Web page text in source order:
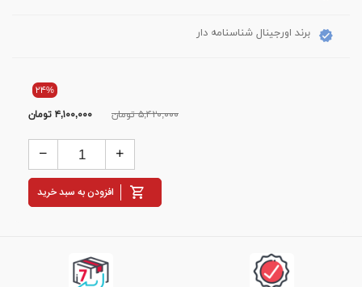
برند اورجینال شناسنامه دار
۲۴%
۵,۴۲۰,۰۰۰ تومان ۴,۱۰۰,۰۰۰تومان
افزودن به سبد خرید